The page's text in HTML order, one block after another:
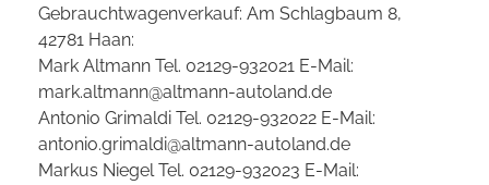
Gebrauchtwagenverkauf: Am Schlagbaum 8,
42781 Haan:
Mark Altmann Tel. 02129-932021 E-Mail:
mark.altmann@altmann-autoland.de
Antonio Grimaldi Tel. 02129-932022 E-Mail:
antonio.grimaldi@altmann-autoland.de
Markus Niegel Tel. 02129-932023 E-Mail: